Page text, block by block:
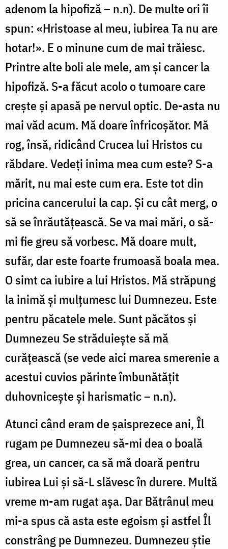
adenom la hipofiză – n.n). De multe ori îi
spun: «Hristoase al meu, iubirea Ta nu are
hotar!». E o minune cum de mai trăiesc.
Printre alte boli ale mele, am și cancer la
hipofiză. S-a făcut acolo o tumoare care
crește și apasă pe nervul optic. De-asta nu
mai văd acum. Mă doare înfricoșător. Mă
rog, însă, ridicând Crucea lui Hristos cu
răbdare. Vedeți inima mea cum este? S-a
mărit, nu mai este cum era. Este tot din
pricina cancerului la cap. Și cu cât merg, o
să se înrăutățească. Se va mai mări, o să-
mi fie greu să vorbesc. Mă doare mult,
sufăr, dar este foarte frumoasă boala mea.
O simt ca iubire a lui Hristos. Mă străpung
la inimă și mulțumesc lui Dumnezeu. Este
pentru păcatele mele. Sunt păcătos și
Dumnezeu Se străduiește să mă
curățească (se vede aici marea smerenie a
acestui cuvios părinte îmbunătățit
duhovnicește și harismatic – n.n).
Atunci când eram de șaisprezece ani, Îl
rugam pe Dumnezeu să-mi dea o boală
grea, un cancer, ca să mă doară pentru
iubirea Lui și să-L slăvesc în durere. Multă
vreme m-am rugat așa. Dar Bătrânul meu
mi-a spus că asta este egoism și astfel Îl
constrâng pe Dumnezeu. Dumnezeu știe